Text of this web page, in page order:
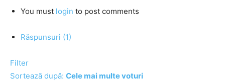
You must login to post comments
Răspunsuri (1)
Filter
Sortează după: Cele mai multe voturi